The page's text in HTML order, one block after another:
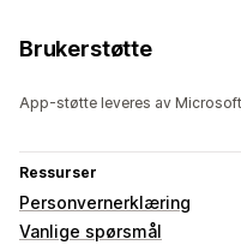
Brukerstøtte
App-støtte leveres av
Ressurser
Personvernerklæring
Vanlige spørsmål